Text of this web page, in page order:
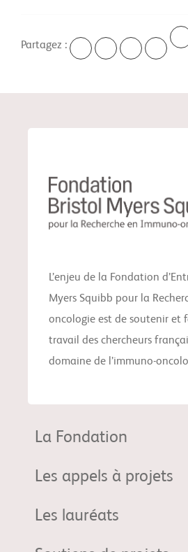
Partagez :
L’enjeu de la Fondation
Myers Squibb pour la
oncologie est de soutenir et
travail des chercheurs
domaine de l’immuno-
La Fondation
Les appels à projets
Les lauréats